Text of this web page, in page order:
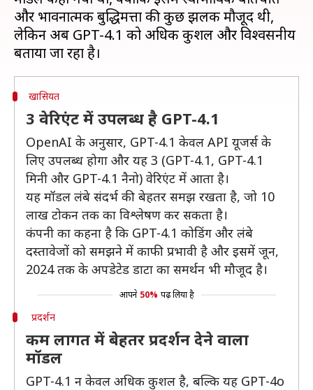
और भावनात्मक बुद्धिमत्ता की कुछ झलक मौजूद थी,
लेकिन अब GPT-4.1 को अधिक कुशल और विश्वसनीय
खासियत
3 वेरिएंट में उपलब्ध है GPT-4.1
OpenAI के अनुसार, GPT-4.1 केवल API यूजर्स के
लिए उपलब्ध होगा और यह 3 (GPT-4.1, GPT-4.1
मिनी और GPT-4.1 नैनो) वेरिएंट में आता है।
यह मॉडल लंबे संदर्भ की बेहतर समझ रखता है, जो 10
लाख टोकन तक का विश्लेषण कर सकता है।
कंपनी का कहना है कि GPT-4.1 कोडिंग और लंबे
दस्तावेजों को समझने में काफी प्रभावी है और इसमें जून,
2024 तक के अपडेटेड डाटा का समर्थन भी मौजूद है।
आपने 50% पढ़ लिया है
प्रदर्शन
कम लागत में बेहतर प्रदर्शन देने वाला
मॉडल
GPT-4.1 न केवल अधिक कुशल है, बल्कि यह GPT-4o